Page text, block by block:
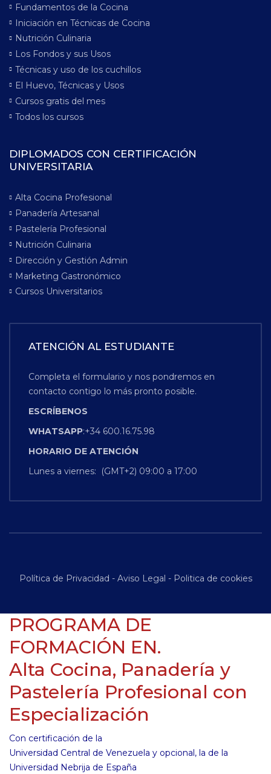
Fundamentos de la Cocina
Iniciación en Técnicas de Cocina
Nutrición Culinaria
Los Fondos y sus Usos
Técnicas y uso de los cuchillos
El Huevo, Técnicas y Usos
Cursos gratis del mes
Todos los cursos
DIPLOMADOS CON CERTIFICACIÓN
UNIVERSITARIA
Alta Cocina Profesional
Panadería Artesanal
Pastelería Profesional
Nutrición Culinaria
Dirección y Gestión Admin
Marketing Gastronómico
Cursos Universitarios
ATENCIÓN AL ESTUDIANTE
Completa el formulario y nos pondremos en
contacto contigo lo más pronto posible.
ESCRÍBENOS
WHATSAPP:+34 600.16.75.98
HORARIO DE ATENCIÓN
Lunes a viernes: (GMT+2) 09:00 a 17:00
Política de Privacidad - Aviso Legal - Politica de cookies
PROGRAMA DE
FORMACIÓN EN.
Alta Cocina, Panadería y
Pastelería Profesional con
Especialización
Con certificación de la
Universidad Central de Venezuela y opcional, la de la
Universidad Nebrija de España